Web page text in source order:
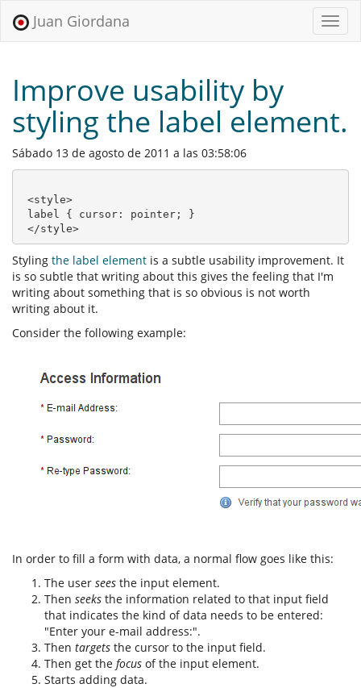
Menu
Juan Giordana
Improve usability by
styling the label element.
Sábado 13 de agosto de 2011 a las 03:58:06
</style>
Styling the label element is a subtle usability improvement. It
is so subtle that writing about this gives the feeling that I'm
writing about something that is so obvious is not worth
writing about it.
Consider the following example:
In order to fill a form with data, a normal flow goes like this:
The user sees the input element.
Then seeks the information related to that input field
that indicates the kind of data needs to be entered:
"Enter your e-mail address:".
Then targets the cursor to the input field.
Then get the focus of the input element.
Starts adding data.